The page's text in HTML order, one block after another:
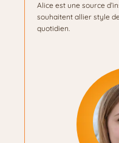
Alice est une source
souhaitent allier style
quotidien.